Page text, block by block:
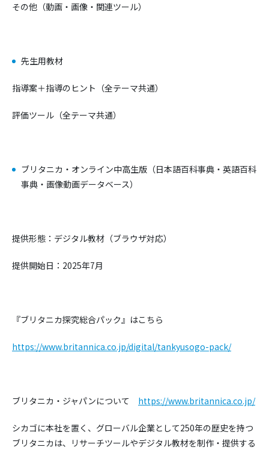
その他（動画・画像・関連ツール）
先生用教材
指導案＋指導のヒント（全テーマ共通）
評価ツール（全テーマ共通）
ブリタニカ・オンライン中高生版（日本語百科事典・英語百科
事典・画像動画データベース）
提供形態：デジタル教材（ブラウザ対応）
提供開始日：2025年7月
『ブリタニカ探究総合パック』はこちら
https://www.britannica.co.jp/digital/tankyusogo-pack/
ブリタニカ・ジャパンについて https://www.britannica.co.jp/
シカゴに本社を置く、グローバル企業として250年の歴史を持つ
ブリタニカは、 リサーチツールやデジタル教材を制作・提供する